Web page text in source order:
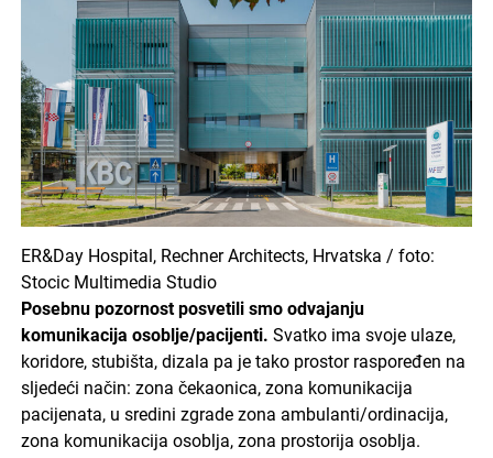
ER&Day Hospital, Rechner Architects, Hrvatska / foto:
Stocic Multimedia Studio
Posebnu pozornost posvetili smo odvajanju
komunikacija osoblje/pacijenti. Svatko ima svoje ulaze,
koridore, stubišta, dizala pa je tako prostor raspoređen na
sljedeći način: zona čekaonica, zona komunikacija
pacijenata, u sredini zgrade zona ambulanti/ordinacija,
zona komunikacija osoblja, zona prostorija osoblja.